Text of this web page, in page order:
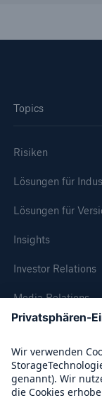
Topics
Risiken
Lösungen für
Lösungen für
Insights
Investor Relations
Media Relations
Compliance
Über Munich Re